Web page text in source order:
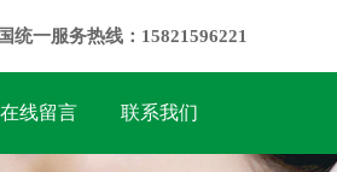
统一服务热线：15821596221
在线留言 联系我们